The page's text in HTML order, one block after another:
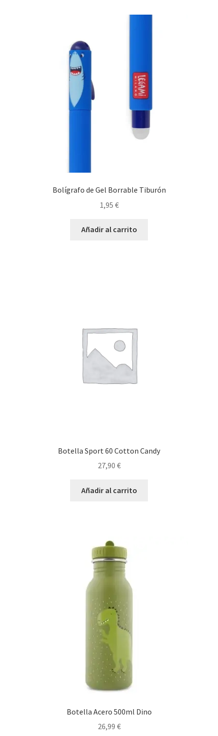
Bolígrafo de Gel Borrable Tiburón
1,95 €
Añadir al carrito
Botella Sport 60 Cotton Candy
27,90 €
Añadir al carrito
Botella Acero 500ml Dino
26,99 €